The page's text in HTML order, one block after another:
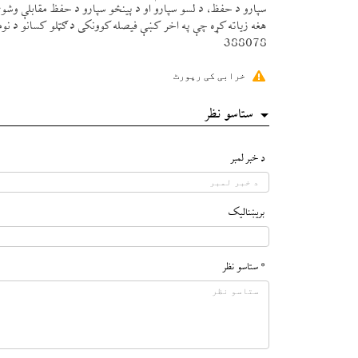
سپارو د حفظ، د لسو سپارو او د پينځو سپارو د حفظ مقابلې
هغه زياته كړه چې په اخر كښې فيصله كوونكی د ګټلو كسانو د
388078
خرابی کی رپورٹ
ستاسو نظر
د خبر لمبر
بريښناليک
* ستاسو نظر